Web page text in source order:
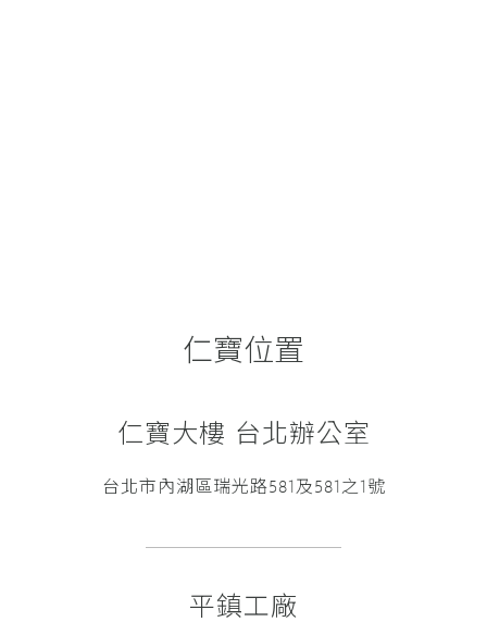
仁寶位置
仁寶大樓 台北辦公室
台北市內湖區瑞光路581及581之1號
平鎮工廠